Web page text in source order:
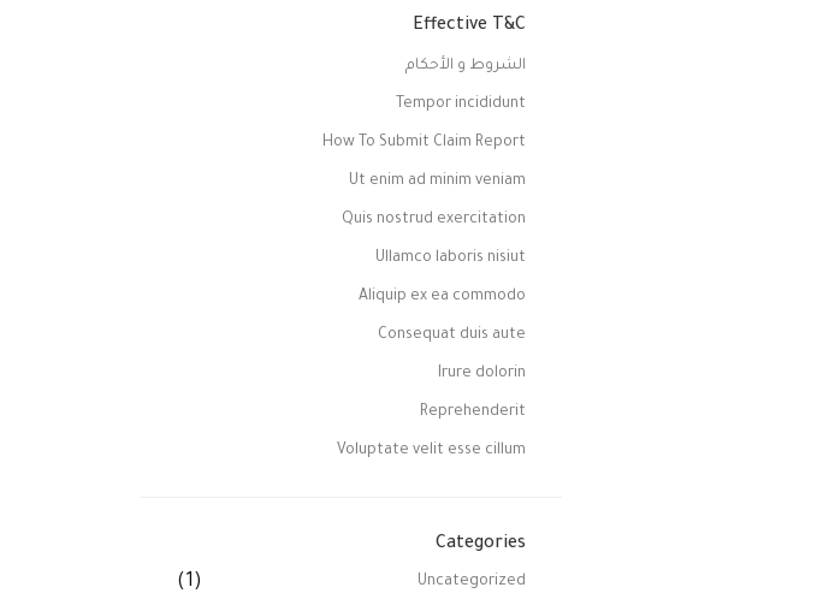
Effective T&C
الشروط و الأحكام
Tempor incididunt
How To Submit Claim Report
Ut enim ad minim veniam
Quis nostrud exercitation
Ullamco laboris nisiut
Aliquip ex ea commodo
Consequat duis aute
Irure dolorin
Reprehenderit
Voluptate velit esse cillum
Categories
Uncategorized
(1)